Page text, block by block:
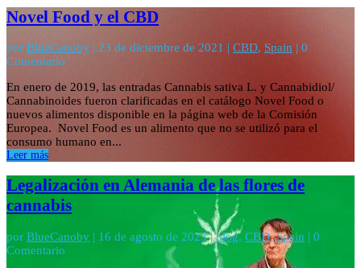
Novel Food y el CBD
por BlueCanoby | 23 de diciembre de 2021 | CBD, Spain | 0
Comentario
En enero de 2019, las entradas Cannabis sativa L. y Cannabidiol/
Cannabinoides fueron clarificadas en el catálogo Novel Food o
nuevos alimentos disponible en la página web de la Comisión
Europea. Novel Food es un alimento que no se utilizó para el
consumo humano en...
Leer más
Legalización en Alemania de las flores de
cannabis
por BlueCanoby | 16 de agosto de 2023|blog, CBD,Spain | 0
Comentario